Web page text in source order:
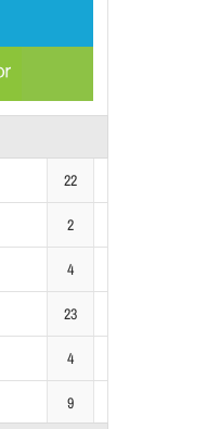
22
2
4
23
4
9